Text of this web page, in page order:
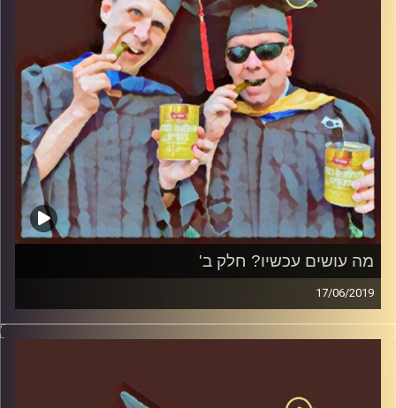
מה עושים עכשיו? חלק ב'
17/06/2019
פרופסור בועז בן-דוד ופרופסור גלעד הירשברגר